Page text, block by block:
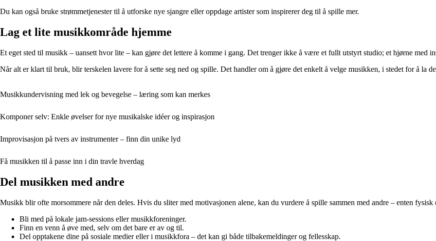
Du kan også bruke strømmetjenester til å utforske nye sjangre eller oppdage artister som inspirerer deg til å spille mer.
Lag et lite musikkområde hjemme
Et eget sted til musikk – uansett hvor lite – kan gjøre det lettere å komme i gang. Det trenger ikke å være et fullt utstyrt studio; et hjørne med
Når alt er klart til bruk, blir terskelen lavere for å sette seg ned og spille. Det handler om å gjøre det enkelt å velge musikken, i stedet for å la
Musikkundervisning med lek og bevegelse – læring som kan merkes
Komponer selv: Enkle øvelser for nye musikalske idéer og inspirasjon
Improvisasjon på tvers av instrumenter – finn din unike lyd
Få musikken til å passe inn i din travle hverdag
Del musikken med andre
Musikk blir ofte morsommere når den deles. Hvis du sliter med motivasjonen alene, kan du vurdere å spille sammen med andre – enten fysisk
Bli med på lokale jam-sessions eller musikkforeninger.
Finn en venn å øve med, selv om det bare er av og til.
Del opptakene dine på sosiale medier eller i musikkfora – det kan gi både tilbakemeldinger og fellesskap.